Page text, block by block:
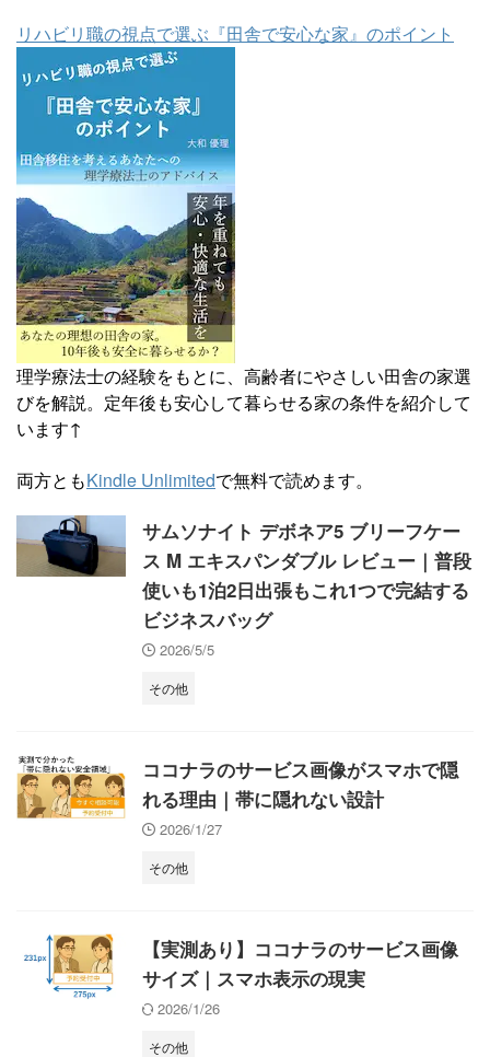
リハビリ職の視点で選ぶ『田舎で安心な家』のポイント
理学療法士の経験をもとに、高齢者にやさしい田舎の家選
びを解説。定年後も安心して暮らせる家の条件を紹介して
います↑
両方ともKindle Unlimitedで無料で読めます。
サムソナイト デボネア5 ブリーフケー
ス M エキスパンダブル レビュー｜普段
使いも1泊2日出張もこれ1つで完結する
ビジネスバッグ
2026/5/5
その他
ココナラのサービス画像がスマホで隠
れる理由｜帯に隠れない設計
2026/1/27
その他
【実測あり】ココナラのサービス画像
サイズ｜スマホ表示の現実
2026/1/26
その他